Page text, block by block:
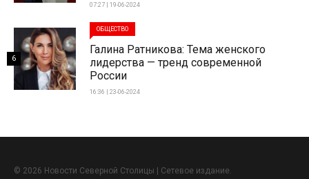
07:27 | 19-06-2024
ОБЩЕСТВО
Галина Ратникова: Тема женского
лидерства — тренд современной
России
16:36 | 23-06-2024
6
© 2026 Новости Северной Столицы | Сетевое издание.